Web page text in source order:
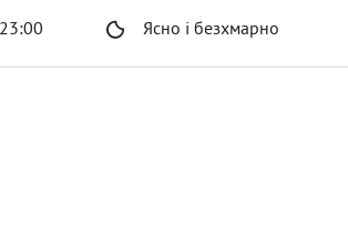
23:00 Ясно і безхмарно